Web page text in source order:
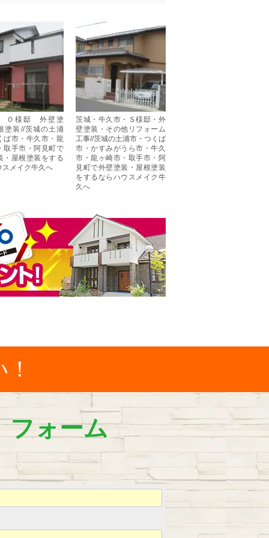
Ｏ様邸 外壁塗
塗装//茨城の土浦
ば市・牛久市・龍
取手市・阿見町で
・屋根塗装をする
スメイク牛久へ
茨城・牛久市・Ｓ様邸・外
壁塗装・その他リフォーム
工事//茨城の土浦市・つくば
市・かすみがうら市・牛久
市・龍ヶ崎市・取手市・阿
見町で外壁塗装・屋根塗装
をするならハウスメイク牛
久へ
フォーム